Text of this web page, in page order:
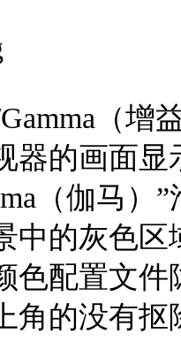
（增
器的画面
（伽马）
中的灰色
色配置文
角的没有